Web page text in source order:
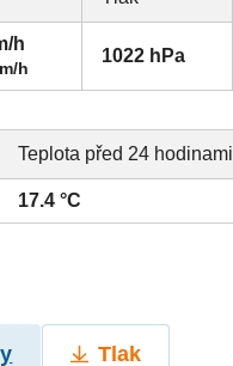
h
h
1022 hPa
Teplota před 24 hodinami
17.4 °C
Tlak